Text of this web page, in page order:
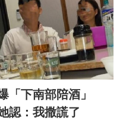
「下南部陪酒」
認：我撒謊了